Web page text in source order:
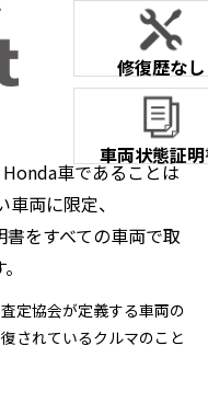
修復歴なし
車両状態証
車であることは
車両に限定、
をすべての車両で取
定協会が定義する車両の
されているクルマのこと